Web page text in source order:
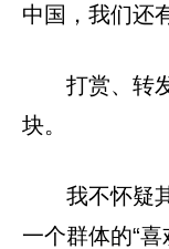
中国，我们还
打赏、转
块。
我不怀疑
一个群体的“